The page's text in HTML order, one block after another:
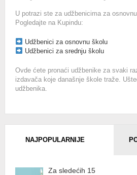
U potrazi ste za udžbenicima za
Pogledajte na Kupindu:
Udžbenici za osnovnu školu
Udžbenici za srednju školu
Ovde ćete pronaći udžbenike za svaki
izdavača koje današnje škole traže.
udžbenika.
NAJPOPULARNIJE
Za sledećih 15